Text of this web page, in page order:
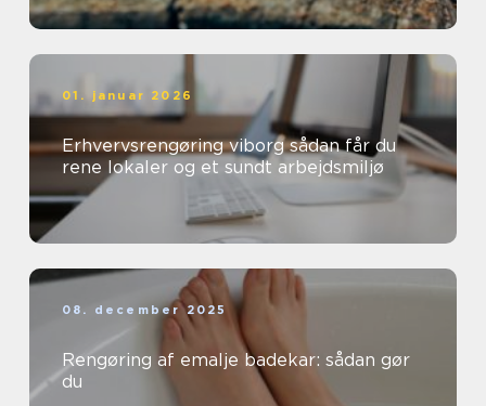
01. januar 2026
Erhvervsrengøring viborg sådan får du
rene lokaler og et sundt arbejdsmiljø
08. december 2025
Rengøring af emalje badekar: sådan gør
du